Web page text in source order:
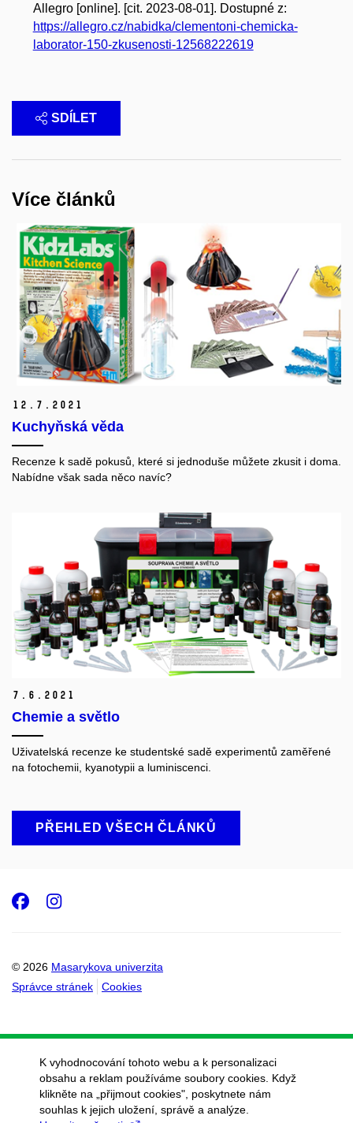
Allegro [online]. [cit. 2023-08-01]. Dostupné z:
https://allegro.cz/nabidka/clementoni-chemicka-
laborator-150-zkusenosti-12568222619
SDÍLET
Více článků
12. 7. 2021
Kuchyňská věda
Recenze k sadě pokusů, které si jednoduše můžete zkusit i doma.
Nabídne však sada něco navíc?
7. 6. 2021
Chemie a světlo
Uživatelská recenze ke studentské sadě experimentů zaměřené
na fotochemii, kyanotypii a luminiscenci.
PŘEHLED VŠECH ČLÁNKŮ
© 2026 Masarykova univerzita
Správce stránek
Cookies
Facebook
Instagram
K vyhodnocování tohoto webu a k personalizaci
obsahu a reklam používáme soubory cookies. Když
klikněte na „přijmout cookies", poskytnete nám
souhlas k jejich uložení, správě a analýze.